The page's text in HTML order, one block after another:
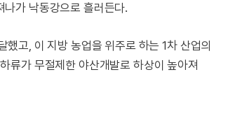
가 낙동강으로 흘러든다.
고, 이 지방 농업을 위주로 하는 1차 산업의
류가 무절제한 야산개발로 하상이 높아져